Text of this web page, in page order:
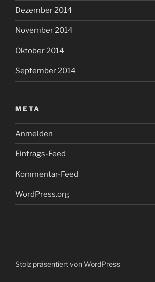
Dezember 2014
November 2014
Oktober 2014
September 2014
META
Anmelden
Eintrags-Feed
Kommentar-Feed
WordPress.org
Stolz präsentiert von WordPress